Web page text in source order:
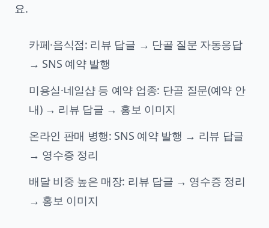
요.
카페·음식점: 리뷰 답글 → 단골 질문 자동응답
→ SNS 예약 발행
미용실·네일샵 등 예약 업종: 단골 질문(예약 안
내) → 리뷰 답글 → 홍보 이미지
온라인 판매 병행: SNS 예약 발행 → 리뷰 답글
→ 영수증 정리
배달 비중 높은 매장: 리뷰 답글 → 영수증 정리
→ 홍보 이미지